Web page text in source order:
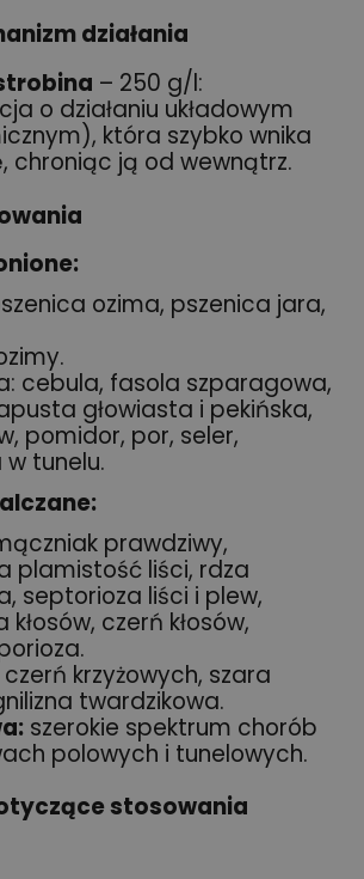
działania
– 250 g/l:
o działaniu układowym
która szybko wnika
chroniąc ją od wewnątrz.
ozima, pszenica jara,
cebula, fasola szparagowa,
głowiasta i pekińska,
pomidor, por, seler,
tunelu.
prawdziwy,
plamistość liści, rdza
septorioza liści i plew,
kłosów, czerń kłosów,
czerń krzyżowych, szara
twardzikowa.
szerokie spektrum chorób
polowych i tunelowych.
stosowania